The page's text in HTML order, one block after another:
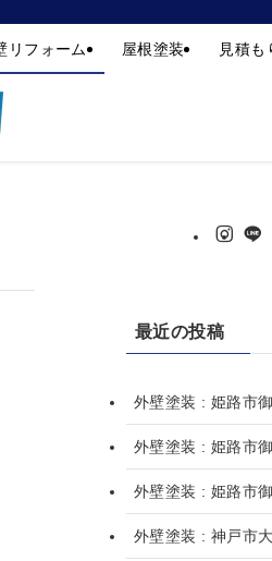
塗装は私たちにお任せください | 「姫路
リフォーム 屋根塗装 見積
最近の投稿
外壁塗装 : 姫路市
外壁塗装 : 姫路市
外壁塗装 : 姫路市
外壁塗装 : 神戸市